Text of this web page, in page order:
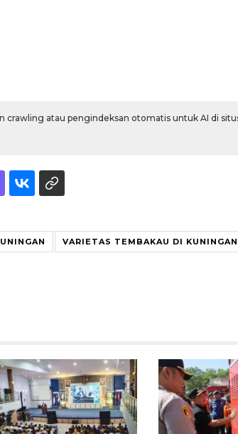
atau pengindeksan otomatis untuk AI di
VARIETAS TEMBAKAU DI KUNINGAN
29 Juli 2026 00:31